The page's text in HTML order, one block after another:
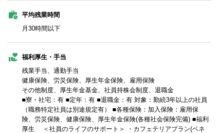
平均残業時間
月30時間以下
福利厚生・手当
残業手当、通勤手当
健康保険、労災保険、厚生年金保険、雇用保険
その他制度、厚生年金基金、社員持株会制度、退職金
■寮・社宅：有 ■定年：有 ■退職金：有 対象：勤続3年以上の社員
（職務特定社員は別途規定有） ■各種保険：加入保険：雇用保
険、労災保険、健康保険、厚生年金保険(各種社会保険完備) ■福利
厚生 ＜社員のライフのサポート＞ ・カフェテリアプラン(ベネ